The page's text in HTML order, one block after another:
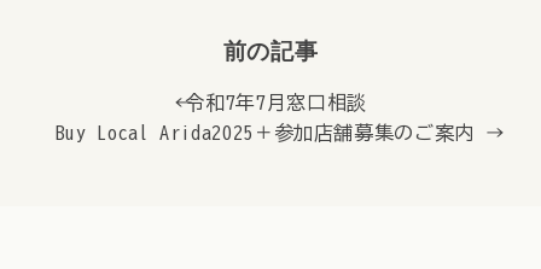
前の記事
← 令和7年7月窓口相談
Buy Local Arida2025＋参加店舗募集のご案内 →